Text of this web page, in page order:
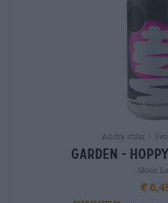
Andra stilar |
garden -
Moon
€